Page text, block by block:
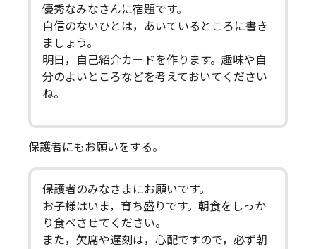
優秀なみなさんに宿題です。
自信のないひとは，あいているところに書き
ましょう。
明日，自己紹介カードを作ります。趣味や自
分のよいところなどを考えておいてください
ね。
保護者にもお願いをする。
保護者のみなさまにお願いです。
お子様はいま，育ち盛りです。朝食をしっか
り食べさせてください。
また，欠席や遅刻は，心配ですので，必ず朝